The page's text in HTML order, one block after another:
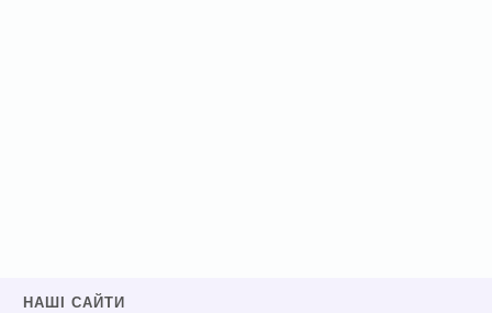
НАШІ САЙТИ